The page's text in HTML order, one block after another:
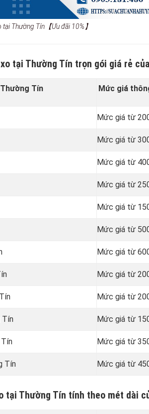
Thường Tín【Ưu đãi 10%】
tại Thường Tín trọn gói giá rẻ
Tín Mức giá
Mức giá từ
Mức giá từ
Mức giá từ
Mức giá từ
Mức giá từ
Mức giá từ
Mức giá từ
Mức giá từ
Mức giá từ
Tín Mức giá từ
Mức giá từ
Tín Mức giá từ
tại Thường Tín tính theo mét dài